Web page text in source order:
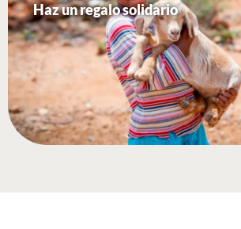
Haz un regalo solidario